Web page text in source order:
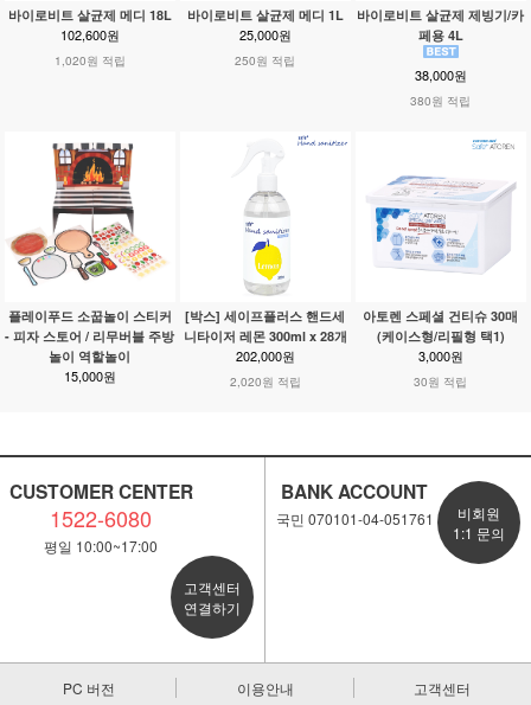
바이로비트 살균제 메디 18L
102,600원
1,020원 적립
바이로비트 살균제 메디 1L
25,000원
250원 적립
바이로비트 살균제 제빙기/카
페용 4L
38,000원
380원 적립
플레이푸드 소꿉놀이 스티커
- 피자 스토어 / 리무버블 주방
놀이 역할놀이
15,000원
[박스] 세이프플러스 핸드세
니타이저 레몬 300ml x 28개
202,000원
2,020원 적립
아토렌 스페셜 건티슈 30매
(케이스형/리필형 택1)
3,000원
30원 적립
CUSTOMER CENTER
1522-6080
평일 10:00~17:00
고객센터
연결하기
BANK ACCOUNT
국민 070101-04-051761
비회원
1:1 문의
PC 버전 이용안내 고객센터